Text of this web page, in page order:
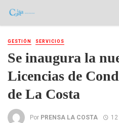
GESTIÓN SERVICIOS
Se inaugura la
Licencias de
de La Costa
Por PRENSA LA COSTA